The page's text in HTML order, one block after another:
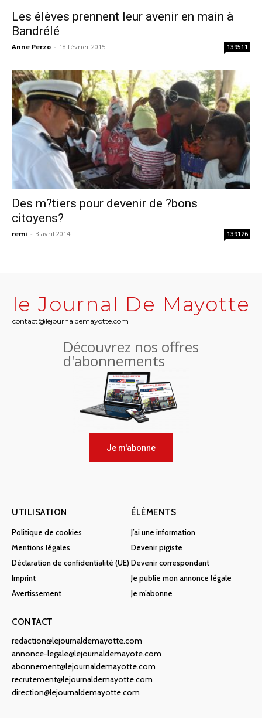
Les élèves prennent leur avenir en main à
Bandrélé
Anne Perzo - 18 février 2015 139511
Des m?tiers pour devenir de ?bons
citoyens?
remi - 3 avril 2014 139126
le Journal De Mayotte
contact@lejournaldemayotte.com
Découvrez nos offres
d'abonnements
Je m'abonne
UTILISATION
Politique de cookies
Mentions légales
Déclaration de confidentialité (UE)
Imprint
Avertissement
ÉLÉMENTS
J’ai une information
Devenir pigiste
Devenir correspondant
Je publie mon annonce légale
Je m’abonne
CONTACT
redaction@lejournaldemayotte.com
annonce-legale@lejournaldemayote.com
abonnement@lejournaldemayotte.com
recrutement@lejournaldemayotte.com
direction@lejournaldemayotte.com